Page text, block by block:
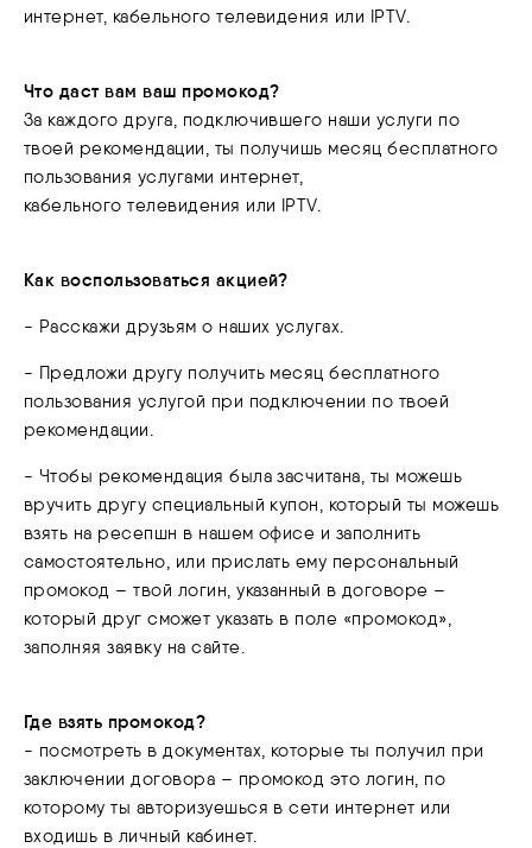
интернет, кабельного телевидения или IPTV.
Что даст вам ваш промокод?
За каждого друга, подключившего наши услуги по
твоей рекомендации, ты получишь месяц бесплатного
пользования услугами интернет,
кабельного телевидения или IPTV.
Как воспользоваться акцией?
- Расскажи друзьям о наших услугах.
- Предложи другу получить месяц бесплатного
пользования услугой при подключении по твоей
рекомендации.
- Чтобы рекомендация была засчитана, ты можешь
вручить другу специальный купон, который ты можешь
взять на ресепшн в нашем офисе и заполнить
самостоятельно, или прислать ему персональный
промокод – твой логин, указанный в договоре –
который друг сможет указать в поле «промокод»,
заполняя заявку на сайте.
Где взять промокод?
- посмотреть в документах, которые ты получил при
заключении договора – промокод это логин, по
которому ты авторизуешься в сети интернет или
входишь в личный кабинет.